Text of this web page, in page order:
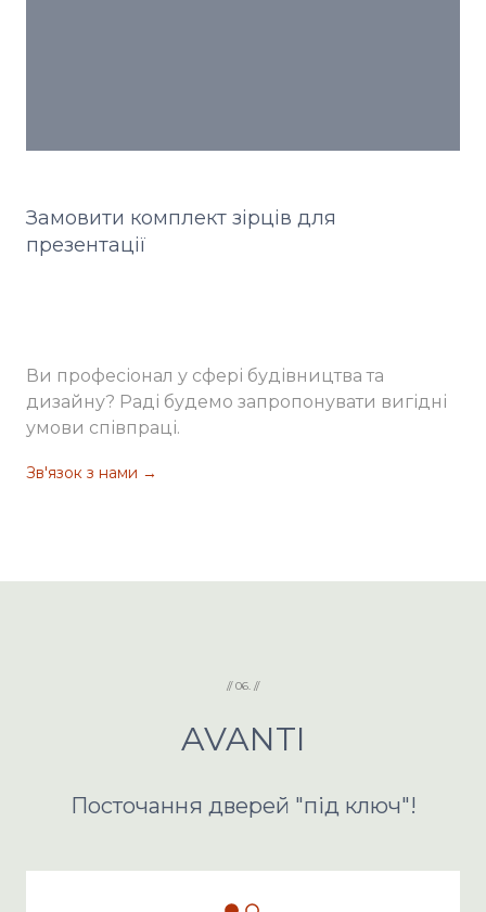
Замовити комплект зірців для
презентації
Ви професіонал у сфері будівництва та
дизайну? Раді будемо запропонувати вигідні
умови співпраці.
Зв'язок з нами →
// 06. //
AVANTI
Посточання дверей "під ключ"!